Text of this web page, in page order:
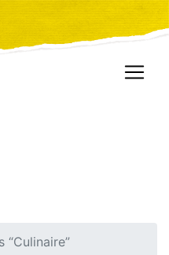
“Culinaire”